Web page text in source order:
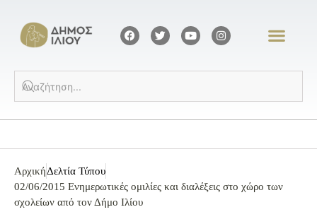
ΑρχικήΔελτία Τύπου
02/06/2015 Ενημερωτικές ομιλίες και διαλέξεις στο χώρο των
σχολείων από τον Δήμο Ιλίου